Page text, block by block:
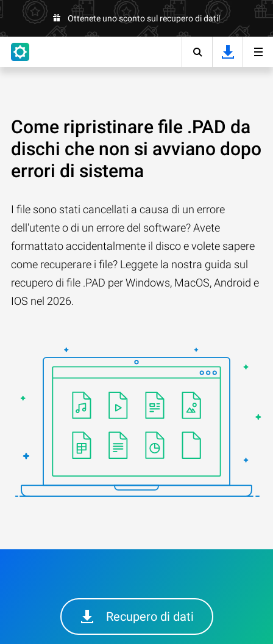
Ottenete uno sconto sul recupero di dati!
Come ripristinare file .PAD da
dischi che non si avviano dopo
errori di sistema
I file sono stati cancellati a causa di un errore
dell'utente o di un errore del software? Avete
formattato accidentalmente il disco e volete sapere
come recuperare i file? Leggete la nostra guida sul
recupero di file .PAD per Windows, MacOS, Android e
IOS nel 2026.
Recupero di dati